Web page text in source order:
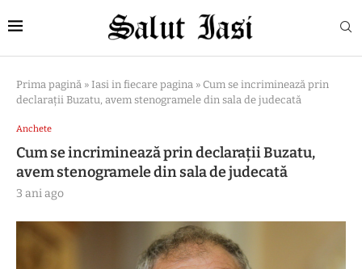
Prima pagină » Iasi in fiecare pagina » Cum se incriminează prin
declarații Buzatu, avem stenogramele din sala de judecată
Anchete
Cum se incriminează prin declarații Buzatu,
avem stenogramele din sala de judecată
3 ani ago